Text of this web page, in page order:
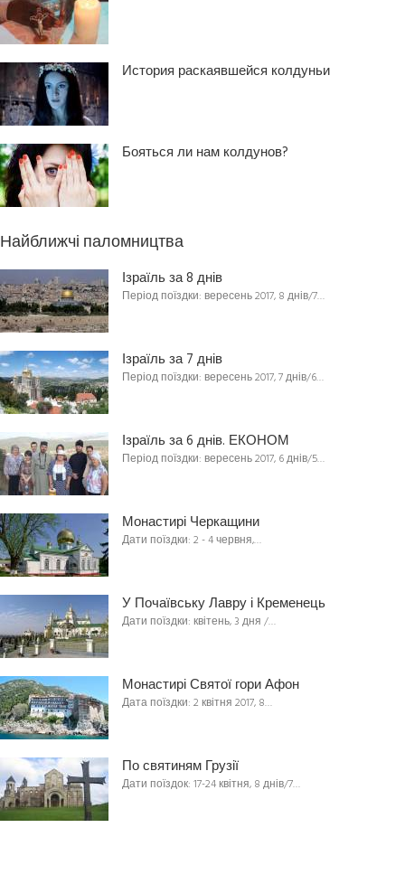
История раскаявшейся колдуньи
Бояться ли нам колдунов?
Найближчі паломництва
Ізраїль за 8 днів
Період поїздки: вересень 2017, 8 днів/7…
Ізраїль за 7 днів
Період поїздки: вересень 2017, 7 днів/6…
Ізраїль за 6 днів. ЕКОНОМ
Період поїздки: вересень 2017, 6 днів/5…
Монастирі Черкащини
Дати поїздки: 2 - 4 червня,…
У Почаївську Лавру і Кременець
Дати поїздки: квітень, 3 дня /…
Монастирі Святої гори Афон
Дата поїздки: 2 квітня 2017, 8…
По святиням Грузії
Дати поїздок: 17-24 квітня, 8 днів/7…